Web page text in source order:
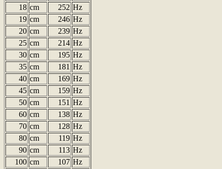
18 cm 252 Hz
19 cm 246 Hz
20 cm 239 Hz
25 cm 214 Hz
30 cm 195 Hz
35 cm 181 Hz
40 cm 169 Hz
45 cm 159 Hz
50 cm 151 Hz
60 cm 138 Hz
70 cm 128 Hz
80 cm 119 Hz
90 cm 113 Hz
100 cm 107 Hz